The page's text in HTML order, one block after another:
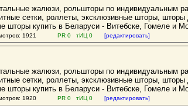
жалюзи, рольшторы по индивидуальным
сетки, роллеты, эксклюзивные шторы,
шторы купить в Беларуси - Витебске, Гомеле и
1921 PR 0 тИЦ 0 [редактировать]
жалюзи, рольшторы по индивидуальным
сетки, роллеты, эксклюзивные шторы,
шторы купить в Беларуси - Витебске, Гомеле и
1920 PR 0 тИЦ 0 [редактировать]